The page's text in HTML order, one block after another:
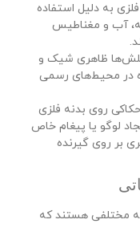
به دلیل استفاده
آب و مغناطیس
ظاهری شیک و
در محیط‌های رسمی
روی بدنه فلزی
لوگو یا پیغام خاص
بر روی گیرنده
مختلفی هستند که